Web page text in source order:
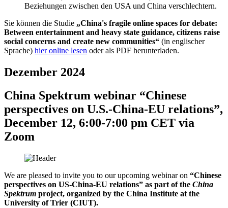
Beziehungen zwischen den USA und China verschlechtern.
Sie können die Studie „China's fragile online spaces for debate:
Between entertainment and heavy state guidance, citizens raise
social concerns and create new communities“ (in englischer
Sprache) hier online lesen oder als PDF herunterladen.
Dezember 2024
China Spektrum webinar “Chinese
perspectives on U.S.-China-EU relations”,
December 12, 6:00-7:00 pm CET via
Zoom
We are pleased to invite you to our upcoming webinar on “Chinese
perspectives on US-China-EU relations” as part of the China
Spektrum project, organized by the China Institute at the
University of Trier (CIUT).